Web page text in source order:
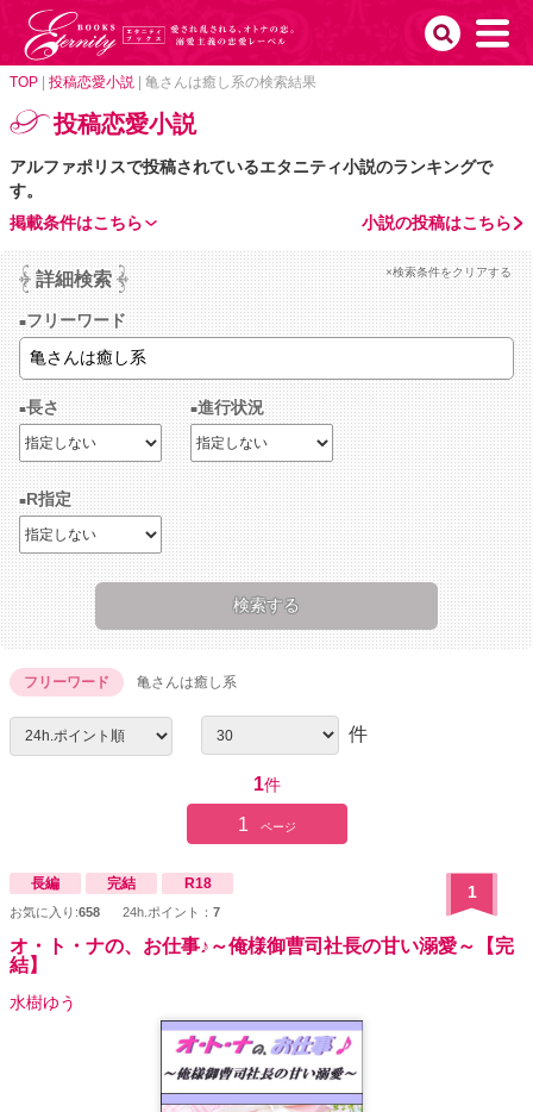
TOP 投稿恋愛小説 亀さんは癒し系の検索結果
投稿恋愛小説
アルファポリスで投稿されているエタニティ小説のランキングで
す。
小説の投稿はこちら
掲載条件はこちら
詳細検索 ×検索条件をクリアする
フリーワード
長さ 進行状況
R指定
フリーワード 亀さんは癒し系
件
1件
1 ページ
長編 完結 R18
お気に入り:658 24h.ポイント： 7
1
オ・ト・ナの、お仕事♪～俺様御曹司社長の甘い溺愛～【完
結】
水樹ゆう